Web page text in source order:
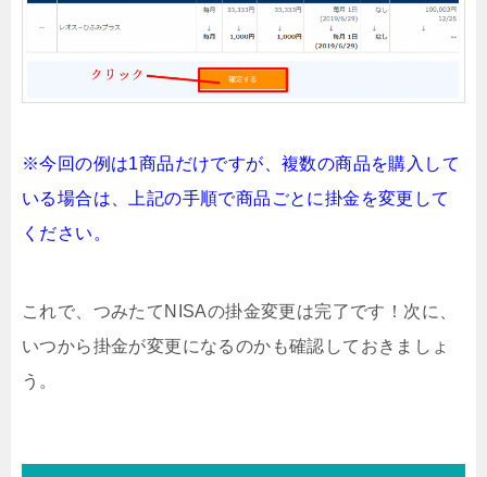
※今回の例は1商品だけですが、複数の商品を購入して
いる場合は、上記の手順で商品ごとに掛金を変更して
ください。
これで、つみたてNISAの掛金変更は完了です！次に、
いつから掛金が変更になるのかも確認しておきましょ
う。